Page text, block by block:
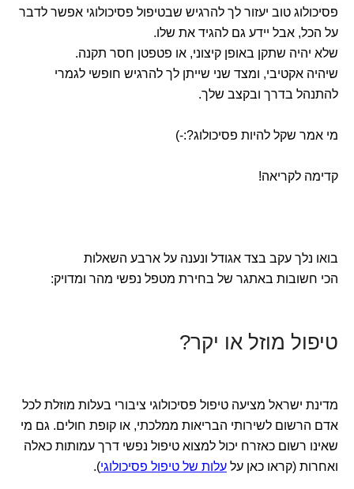
פסיכולוג טוב יעזור לך להרגיש שבטיפול פסיכולוגי אפשר לדבר
על הכל, אבל יידע גם להגיד את שלו.
שלא יהיה שתקן באופן קיצוני, או פטפטן חסר תקנה.
שיהיה אקטיבי, ומצד שני שייתן לך להרגיש חופשי לגמרי
להתנהל בדרך ובקצב שלך.
מי אמר שקל להיות פסיכולוג?:-)
קדימה לקריאה!
בואו נלך עקב בצד אגודל ונענה על ארבע השאלות
הכי חשובות באתגר של בחירת מטפל נפשי מהר ומדויק:
טיפול מוזל או יקר?
מדינת ישראל מציעה טיפול פסיכולוגי ציבורי בעלות מוזלת לכל
אדם הרשום לשירותי הבריאות ממלכתי, או קופת חולים. גם מי
שאינו רשום כאזרח יכול למצוא טיפול נפשי דרך עמותות כאלה
ואחרות (קראו כאן על עלות של טיפול פסיכולוגי).